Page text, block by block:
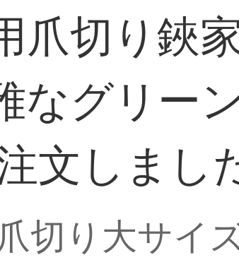
爪切り鋏
なグリー
文しまし
切り大サイ